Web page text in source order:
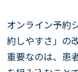
オンライン予約
約しやすさ」の
重要なのは、患